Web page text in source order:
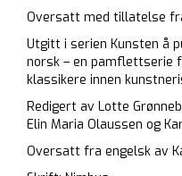
Oversatt med tillatelse
Utgitt i serien Kunsten å
norsk – en pamflettserie
klassikere innen
Redigert av Lotte
Elin Maria Olaussen og
Oversatt fra engelsk av